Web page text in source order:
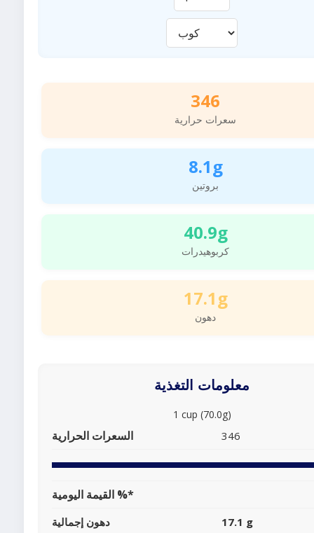
346
سعرات حرارية
8.1g
بروتين
40.9g
كربوهيدرات
17.1g
دهون
معلومات التغذية
1 cup (70.0g)
السعرات الحرارية 346
القيمة اليومية %*
دهون إجمالية
17.1 g